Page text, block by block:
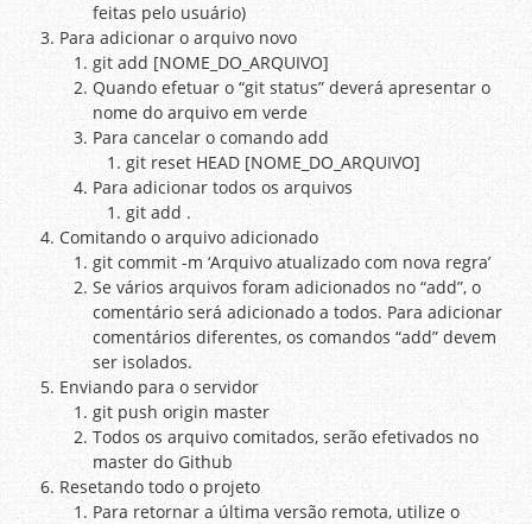
feitas pelo usuário)
Para adicionar o arquivo novo
git add [NOME_DO_ARQUIVO]
Quando efetuar o “git status” deverá apresentar o
nome do arquivo em verde
Para cancelar o comando add
git reset HEAD [NOME_DO_ARQUIVO]
Para adicionar todos os arquivos
git add .
Comitando o arquivo adicionado
git commit -m ‘Arquivo atualizado com nova regra’
Se vários arquivos foram adicionados no “add”, o
comentário será adicionado a todos. Para adicionar
comentários diferentes, os comandos “add” devem
ser isolados.
Enviando para o servidor
git push origin master
Todos os arquivo comitados, serão efetivados no
master do Github
Resetando todo o projeto
Para retornar a última versão remota, utilize o